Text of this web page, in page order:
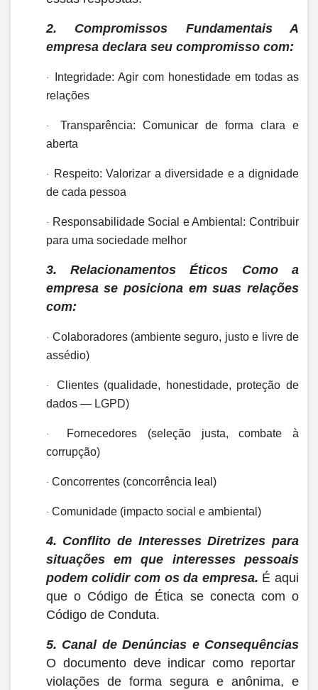
2. Compromissos FundamentaisA
empresa declara seu compromisso com:
· Integridade: Agir com honestidade em todas as
relações
· Transparência: Comunicar de forma clara e
aberta
· Respeito: Valorizar a diversidade e a dignidade
de cada pessoa
· Responsabilidade Social e Ambiental: Contribuir
para uma sociedade melhor
3. Relacionamentos Éticos Como a
empresa se posiciona em suas relações
com:
· Colaboradores (ambiente seguro, justo e livre de
assédio)
·
Clientes (qualidade, honestidade, proteção de
dados — LGPD)
·
Fornecedores (seleção justa, combate à
corrupção)
· Concorrentes (concorrência leal)
· Comunidade (impacto social e ambiental)
4. Conflito de InteressesDiretrizes para
situações em que interesses pessoais
podem colidir com os da empresa. É aqui
que o Código de Ética se conecta com o
Código de Conduta.
5. Canal de Denúncias e Consequências
O documento deve indicar como reportar
violações de forma segura e anônima, e